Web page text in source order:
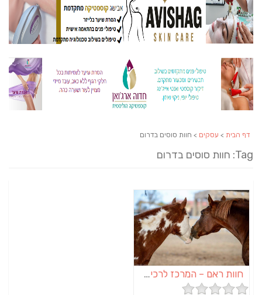
דף הבית > עסקים > חוות סוסים בדרום
Tag: חוות סוסים בדרום
חוות ראם – המרכז לרכיבה בנגב